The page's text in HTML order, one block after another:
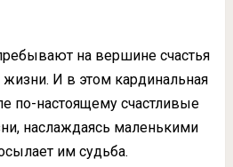
на вершине счастья
И в этом кардинальная
по-настоящему счастливые
наслаждаясь маленькими
им судьба.